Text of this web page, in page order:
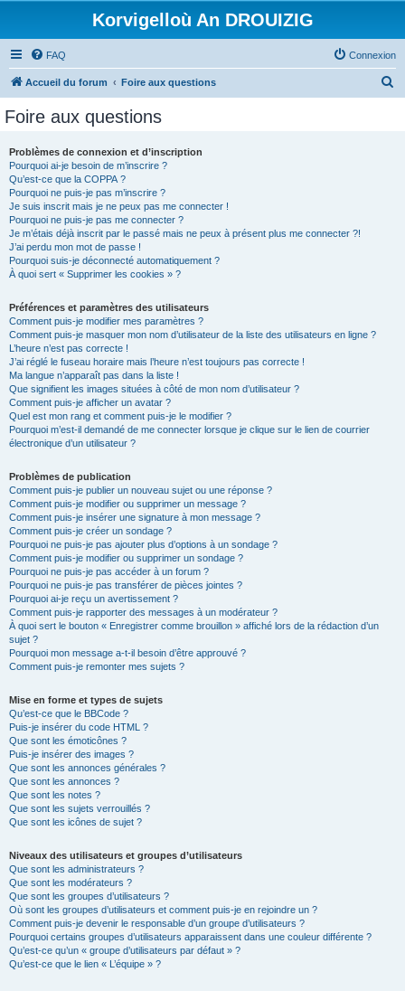
Korvigelloù An DROUIZIG
FAQ Connexion
Accueil du forum Foire aux questions
Foire aux questions
Problèmes de connexion et d’inscription
Pourquoi ai-je besoin de m’inscrire ?
Qu’est-ce que la COPPA ?
Pourquoi ne puis-je pas m’inscrire ?
Je suis inscrit mais je ne peux pas me connecter !
Pourquoi ne puis-je pas me connecter ?
Je m’étais déjà inscrit par le passé mais ne peux à présent plus me connecter ?!
J’ai perdu mon mot de passe !
Pourquoi suis-je déconnecté automatiquement ?
À quoi sert « Supprimer les cookies » ?
Préférences et paramètres des utilisateurs
Comment puis-je modifier mes paramètres ?
Comment puis-je masquer mon nom d’utilisateur de la liste des utilisateurs en ligne ?
L’heure n’est pas correcte !
J’ai réglé le fuseau horaire mais l’heure n’est toujours pas correcte !
Ma langue n’apparaît pas dans la liste !
Que signifient les images situées à côté de mon nom d’utilisateur ?
Comment puis-je afficher un avatar ?
Quel est mon rang et comment puis-je le modifier ?
Pourquoi m’est-il demandé de me connecter lorsque je clique sur le lien de courrier
électronique d’un utilisateur ?
Problèmes de publication
Comment puis-je publier un nouveau sujet ou une réponse ?
Comment puis-je modifier ou supprimer un message ?
Comment puis-je insérer une signature à mon message ?
Comment puis-je créer un sondage ?
Pourquoi ne puis-je pas ajouter plus d’options à un sondage ?
Comment puis-je modifier ou supprimer un sondage ?
Pourquoi ne puis-je pas accéder à un forum ?
Pourquoi ne puis-je pas transférer de pièces jointes ?
Pourquoi ai-je reçu un avertissement ?
Comment puis-je rapporter des messages à un modérateur ?
À quoi sert le bouton « Enregistrer comme brouillon » affiché lors de la rédaction d’un
sujet ?
Pourquoi mon message a-t-il besoin d’être approuvé ?
Comment puis-je remonter mes sujets ?
Mise en forme et types de sujets
Qu’est-ce que le BBCode ?
Puis-je insérer du code HTML ?
Que sont les émoticônes ?
Puis-je insérer des images ?
Que sont les annonces générales ?
Que sont les annonces ?
Que sont les notes ?
Que sont les sujets verrouillés ?
Que sont les icônes de sujet ?
Niveaux des utilisateurs et groupes d’utilisateurs
Que sont les administrateurs ?
Que sont les modérateurs ?
Que sont les groupes d’utilisateurs ?
Où sont les groupes d’utilisateurs et comment puis-je en rejoindre un ?
Comment puis-je devenir le responsable d’un groupe d’utilisateurs ?
Pourquoi certains groupes d’utilisateurs apparaissent dans une couleur différente ?
Qu’est-ce qu’un « groupe d’utilisateurs par défaut » ?
Qu’est-ce que le lien « L’équipe » ?